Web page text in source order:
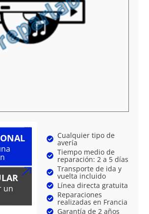
un
Cualquier tipo de
avería
Tiempo medio de
reparación: 2 a 5 días
Transporte de ida y
vuelta incluido
Línea directa gratuita
Reparaciones
realizadas en Francia
Garantía de 2 años